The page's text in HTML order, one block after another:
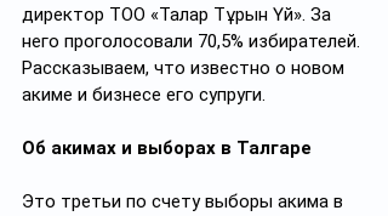
директор ТОО «Талғар Тұрғын Үй». За
него проголосовали 70,5% избирателей.
Рассказываем, что известно о новом
акиме и бизнесе его супруги.
Об акимах и выборах в Талгаре
Это третьи по счету выборы акима в